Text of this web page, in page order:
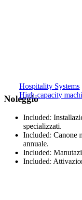
Hospitality Systems
High-capacity
Noleggio
Included:
specializzati.
Included: Canone
annuale.
Included:
Included: